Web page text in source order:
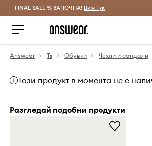
Спестявай с Answear Club
FINAL SALE % ЗАПОЧНА! Виж тук
Answear Тя Обувки Чехли и сандали
Този продукт в момента не е
Разгледай подобни продукти